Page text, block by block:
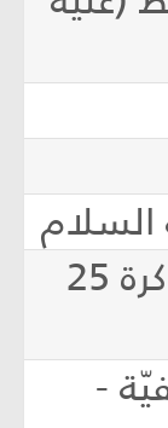
السلام
فيديوهات من الذاكرة 25
-